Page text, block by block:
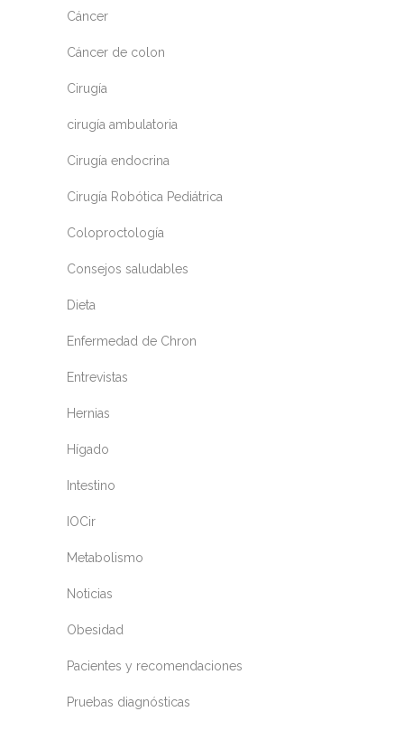
Cáncer
Cáncer de colon
Cirugía
cirugía ambulatoria
Cirugía endocrina
Cirugía Robótica Pediátrica
Coloproctología
Consejos saludables
Dieta
Enfermedad de Chron
Entrevistas
Hernias
Hígado
Intestino
IOCir
Metabolismo
Noticias
Obesidad
Pacientes y recomendaciones
Pruebas diagnósticas